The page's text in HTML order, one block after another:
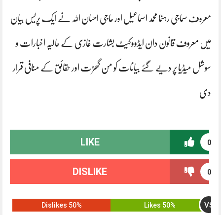
معروف سماجی رہنما محمد اسماعیل اور حاجی احسان اللہ نے ایک پریس بیان
میں معروف قانون دان ایڈووکیٹ بشارت غازی کے حالیہ اخبارات و
سوشل میڈیا پر دیے گئے بیانات کو من گھڑت اور حقائق کے منافی قرار
دی
0
LIKE
0
DISLIKE
50% Likes VS
50% Dislikes